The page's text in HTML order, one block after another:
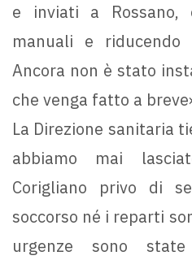
e inviati a Rossano,
manuali e
Ancora non è stato
che venga fatto a
La Direzione sanitaria
abbiamo mai
Corigliano privo di
soccorso né i reparti
urgenze sono